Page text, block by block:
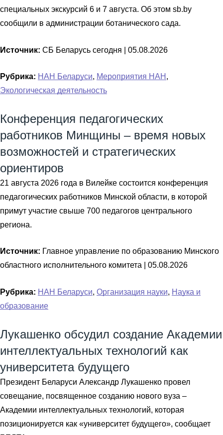
специальных экскурсий 6 и 7 августа. Об этом sb.by
сообщили в администрации ботанического сада.
Источник: СБ Беларусь сегодня | 05.08.2026
Рубрика: НАН Беларуси, Мероприятия НАН ,
Экологическая деятельность
Конференция педагогических
работников Минщины – время новых
возможностей и стратегических
ориентиров
21 августа 2026 года в Вилейке состоится конференция
педагогических работников Минской области, в которой
примут участие свыше 700 педагогов центрального
региона.
Источник: Главное управление по образованию Минского
областного исполнительного комитета | 05.08.2026
Рубрика: НАН Беларуси, Организация науки, Наука и
образование
Лукашенко обсудил создание Академии
интеллектуальных технологий как
университета будущего
Президент Беларуси Александр Лукашенко провел
совещание, посвященное созданию нового вуза –
Академии интеллектуальных технологий, которая
позиционируется как «университет будущего», сообщает